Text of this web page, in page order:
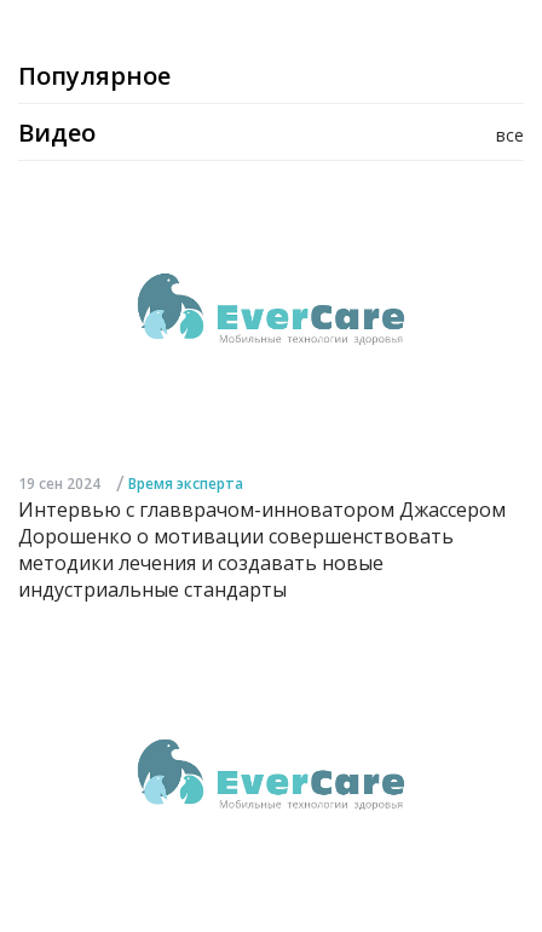
Популярное
все
Видео
19 сен 2024 / Время эксперта
Интервью с главврачом-инноватором Джассером
Дорошенко о мотивации совершенствовать
методики лечения и создавать новые
индустриальные стандарты